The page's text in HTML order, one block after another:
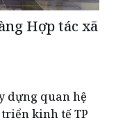
Hợp tác xã
dựng quan hệ
kinh tế TP